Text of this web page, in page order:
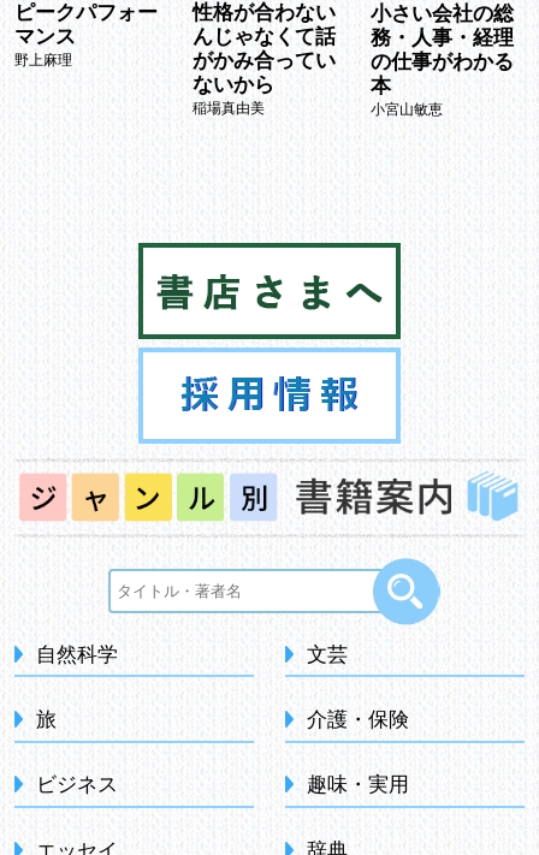
自然科学
旅
ビジネス
文芸
介護・保険
趣味・実用
ピークパフォー
マンス
野上麻理
性格が合わない
んじゃなくて話
がかみ合ってい
ないから
稲場真由美
小さい会社の総
務・人事・経理
の仕事がわかる
本
小宮山敏恵